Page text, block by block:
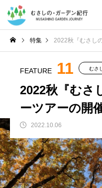
特集 2022秋『むさし
FEATURE 11 むさ
2022秋『むさ
ーツアーの開
2022.10.06